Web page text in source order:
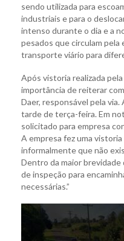
sendo utilizada para
industriais e para o
intenso durante o dia e a
pesados que circulam pela
transporte viário para
Após vistoria realizada
importância de reiterar
Daer, responsável pela
tarde de terça-feira. Em
solicitado para empresa
A empresa fez uma
informalmente que não
Dentro da maior
de inspeção para
necessárias.”